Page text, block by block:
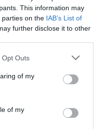
This information may
parties on the IAB’s List of
further disclose it to other
uses one or more Google
behaviour. You may click to
and its third-party tags to
purposes in below Google
Opt Outs
of my
of my
κεντρικό αιμοδότη της
οδήγησαν τη
ότι ο Σύλλογος